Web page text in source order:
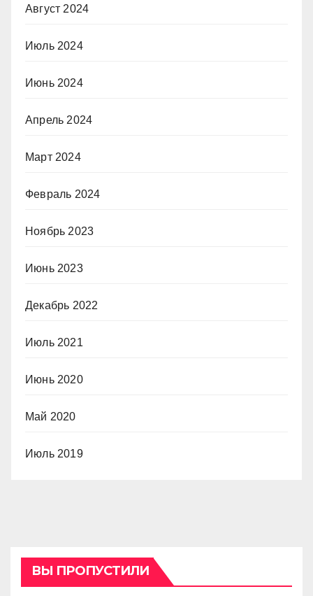
Август 2024
Июль 2024
Июнь 2024
Апрель 2024
Март 2024
Февраль 2024
Ноябрь 2023
Июнь 2023
Декабрь 2022
Июль 2021
Июнь 2020
Май 2020
Июль 2019
ВЫ ПРОПУСТИЛИ